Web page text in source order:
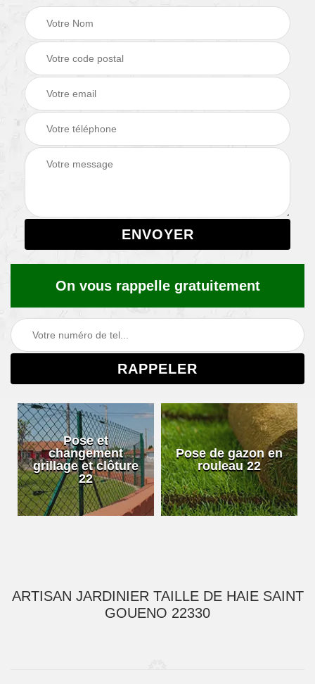
On vous rappelle gratuitement
Pose et
changement
grillage et clôture
22
Pose de gazon en
rouleau 22
ARTISAN JARDINIER TAILLE DE HAIE SAINT
GOUENO 22330